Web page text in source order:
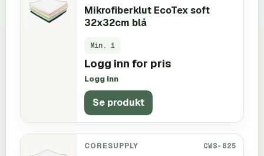
Mikrofiberklut EcoTex soft
32x32cm blå
Min. 1
Logg inn for pris
Logg inn
Se produkt
CORESUPPLY CWS-825